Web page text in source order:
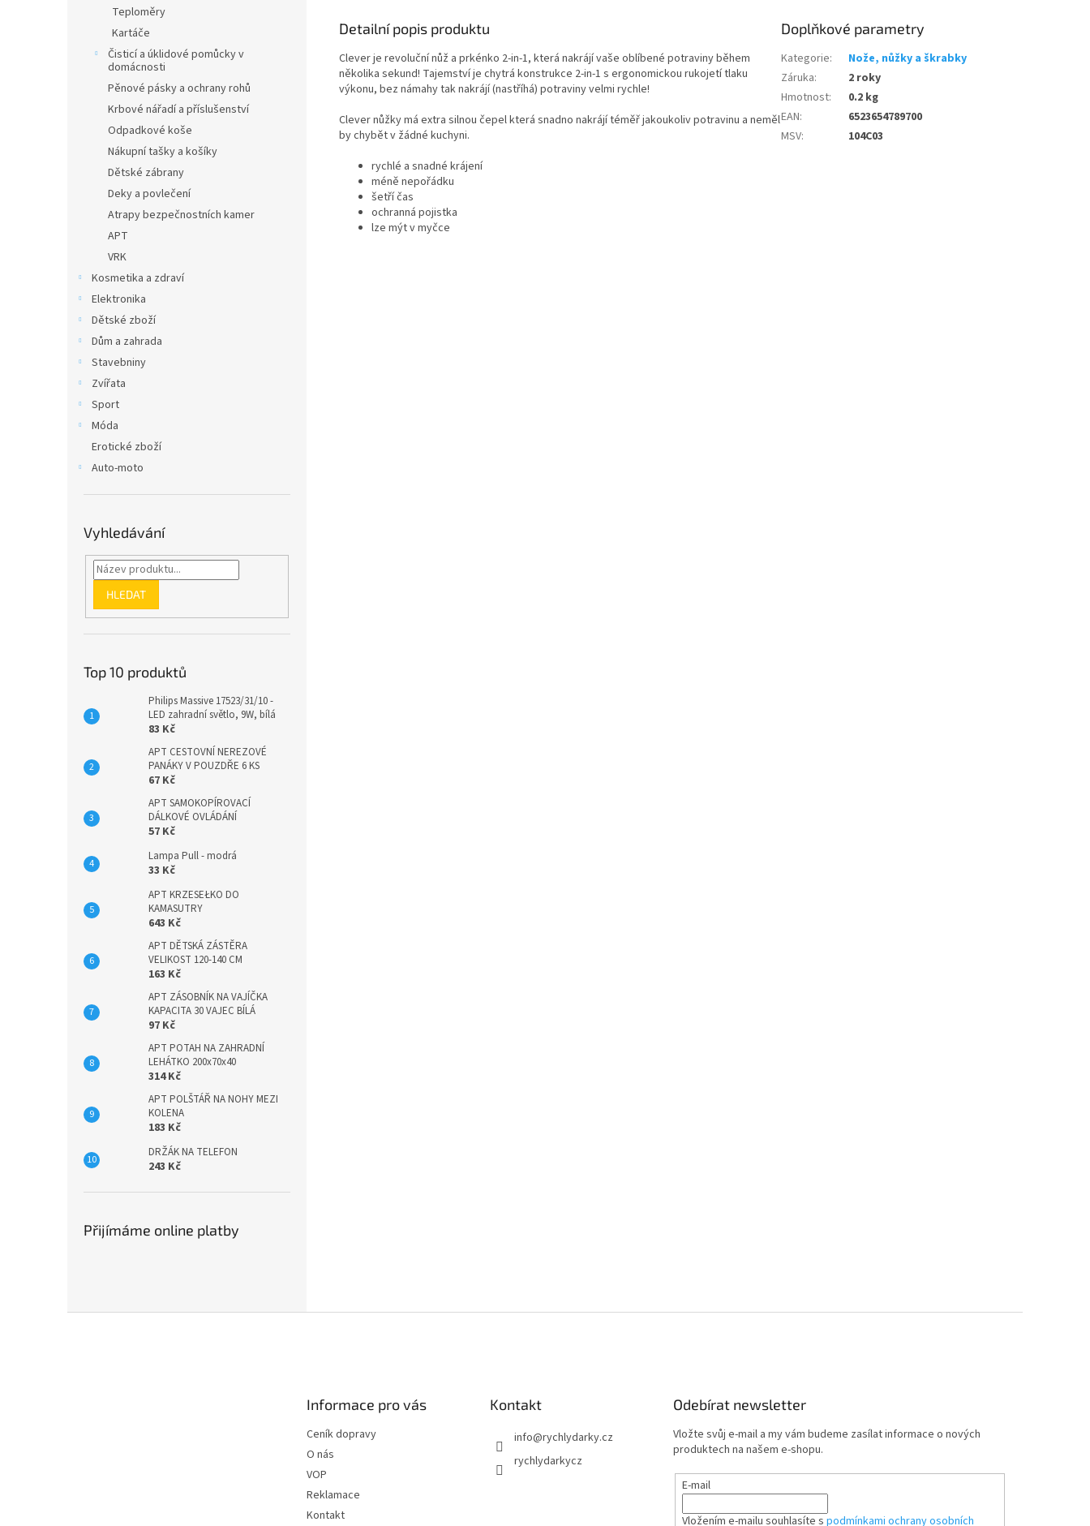
Teploměry
Kartáče
Čisticí a úklidové pomůcky v
domácnosti
Pěnové pásky a ochrany rohů
Krbové nářadí a příslušenství
Odpadkové koše
Nákupní tašky a košíky
Dětské zábrany
Deky a povlečení
Atrapy bezpečnostních kamer
APT
VRK
Kosmetika a zdraví
Elektronika
Dětské zboží
Dům a zahrada
Stavebniny
Zvířata
Sport
Móda
Erotické zboží
Auto-moto
Vyhledávání
HLEDAT
Top 10 produktů
Philips Massive 17523/31/10 -
LED zahradní světlo, 9W, bílá
83 Kč
APT CESTOVNÍ NEREZOVÉ
PANÁKY V POUZDŘE 6 KS
67 Kč
APT SAMOKOPÍROVACÍ
DÁLKOVÉ OVLÁDÁNÍ
57 Kč
Lampa Pull - modrá
33 Kč
APT KRZESEŁKO DO
KAMASUTRY
643 Kč
APT DĚTSKÁ ZÁSTĚRA
VELIKOST 120-140 CM
163 Kč
APT ZÁSOBNÍK NA VAJÍČKA
KAPACITA 30 VAJEC BÍLÁ
97 Kč
APT POTAH NA ZAHRADNÍ
LEHÁTKO 200x70x40
314 Kč
APT POLŠTÁŘ NA NOHY MEZI
KOLENA
183 Kč
DRŽÁK NA TELEFON
243 Kč
Přijímáme online platby
Detailní popis produktu
Clever je revoluční nůž a prkénko 2-in-1, která nakrájí vaše oblíbené potraviny během
několika sekund! Tajemství je chytrá konstrukce 2-in-1 s ergonomickou rukojetí tlaku
výkonu, bez námahy tak nakrájí (nastříhá) potraviny velmi rychle!
Clever nůžky má extra silnou čepel která snadno nakrájí téměř jakoukoliv potravinu a neměl
by chybět v žádné kuchyni.
rychlé a snadné krájení
méně nepořádku
šetří čas
ochranná pojistka
lze mýt v myčce
Doplňkové parametry
Kategorie:
Nože, nůžky a škrabky
Záruka:
2 roky
Hmotnost:
0.2 kg
EAN:
6523654789700
MSV: 104C03
Informace pro vás
Ceník dopravy
O nás
VOP
Reklamace
Kontakt
Kontakt
info@rychlydarky.cz
rychlydarkycz
Odebírat newsletter
Vložte svůj e-mail a my vám budeme zasílat informace o nových
produktech na našem e-shopu.
E-mail
Vložením e-mailu souhlasíte spodmínkami ochrany osobních